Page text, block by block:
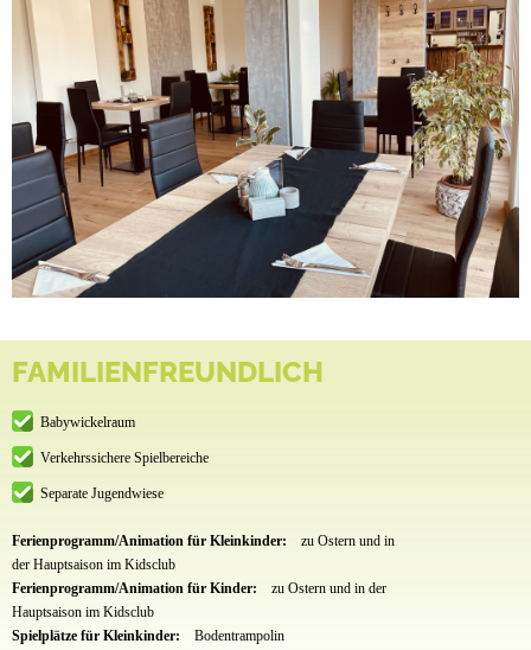
FAMILIENFREUNDLICH
Babywickelraum
Verkehrssichere Spielbereiche
Separate Jugendwiese
Ferienprogramm/Animation für Kleinkinder:
zu Ostern und in
der Hauptsaison im Kidsclub
Ferienprogramm/Animation für Kinder:
zu Ostern und in der
Hauptsaison im Kidsclub
Spielplätze für Kleinkinder:
Bodentrampolin